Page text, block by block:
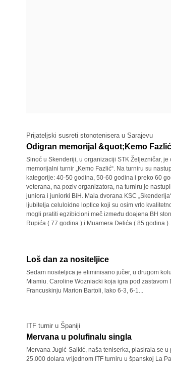
Prijateljski susreti stonotenisera u Sarajevu
Odigran memorijal &quot;Kemo
Sinoć u Skenderiji, u organizaciji STK Željezničar, je
memorijalni turnir „Kemo Fazlić“. Na turniru su
kategorije: 40-50 godina, 50-60 godina i preko 60
veterana, na poziv organizatora, na turniru je
juniora i juniorki BiH. Mala dvorana KSC
ljubitelja celuloidne loptice koji su osim vrlo
mogli pratiti egzibicioni meč između doajena BH
Rupića ( 77 godina ) i Muamera Delića ( 85 godina ).
Loš dan za nositeljice
Sedam nositeljica je eliminisano jučer, u drugom
Miamiu. Caroline Wozniacki koja igra pod zastavom
Francuskinju Marion Bartoli, lako 6-3, 6-1...
ITF turnir u Španiji
Mervana u polufinalu singla
Mervana Jugić-Salkić, naša teniserka, plasirala se
25.000 dolara vrijednom ITF turniru u španskoj La